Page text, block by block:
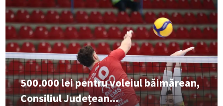
500.000 lei pentru voleiul băimărean,
Consiliul Județean...